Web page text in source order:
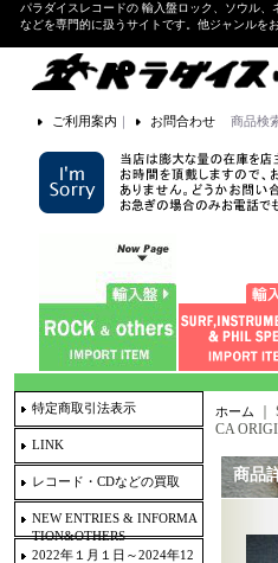
パラダイスレコードの 輸入盤ロック、ソウル、
などを専門的に扱うサイトです。他ジャンルを
ご利用案内 ｜ お問合わせ 商品検
特定商取引法表示
LINK
レコード・CDなどの買取
NEW ENTRIES & INFORMA
TION&OTHERS
2022年１月１日～2024年12
ホーム
CA
商品